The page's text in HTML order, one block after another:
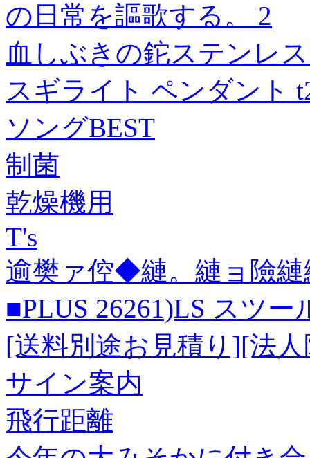
の日常を謳歌する。 2
血しぶきの鉈ステンレ
スギライト ペンダント
ソングBEST
制菌
乾燥機用
T's
逾樊ァ倥◆縺。縺ョ險
■PLUS 26261)LS スツー
[送料別途お見積り][法
サイン案内
飛行距離